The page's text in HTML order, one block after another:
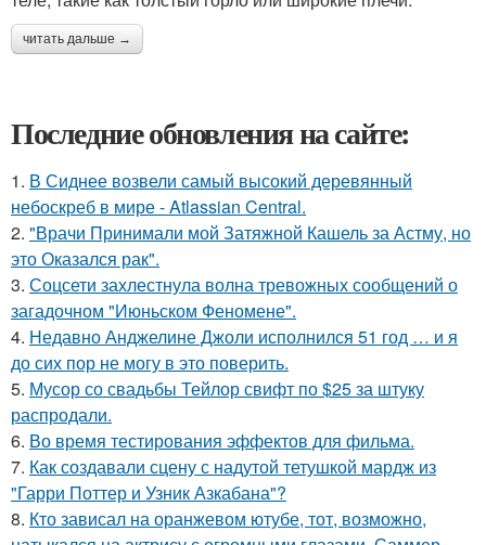
читать дальше →
Последние обновления на сайте:
1. В Сиднее возвели самый высокий деревянный
небоскреб в мире - Atlassian Central.
2. "Врачи Принимали мой Затяжной Кашель за Астму, но
это Оказался рак".
3. Соцсети захлестнула волна тревожных сообщений о
загадочном "Июньском Феномене".
4. Недавно Анджелине Джоли исполнился 51 год … и я
до сих пор не могу в это поверить.
5. Мусор со свадьбы Тейлор свифт по $25 за штуку
распродали.
6. Во время тестирования эффектов для фильма.
7. Как создавали сцену с надутой тетушкой мардж из
"Гарри Поттер и Узник Азкабана"?
8. Кто зависал на оранжевом ютубе, тот, возможно,